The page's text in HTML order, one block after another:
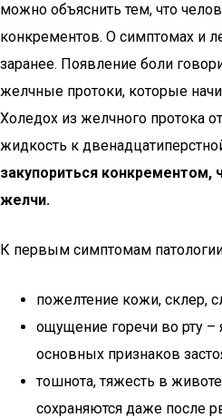
можно объяснить тем, что
конкрементов. О симптомах и
заранее. Появление боли
желчные протоки, которые
Холедох из желчного протока
жидкость к
закупориться конкрементом,
желчи.
К первым симптомам патологии
пожелтение кожи, склер,
ощущение горечи во рту –
основных признаков
тошнота, тяжесть в
сохраняются даже после